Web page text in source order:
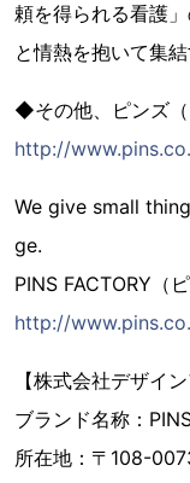
頼を得られる看護
と情熱を抱いて集
◆その他、ピンズ
http://
We give small
ge.
PINS FACTORY（
http://
【株式会社デザイ
ブランド名称：
所在地：〒108-